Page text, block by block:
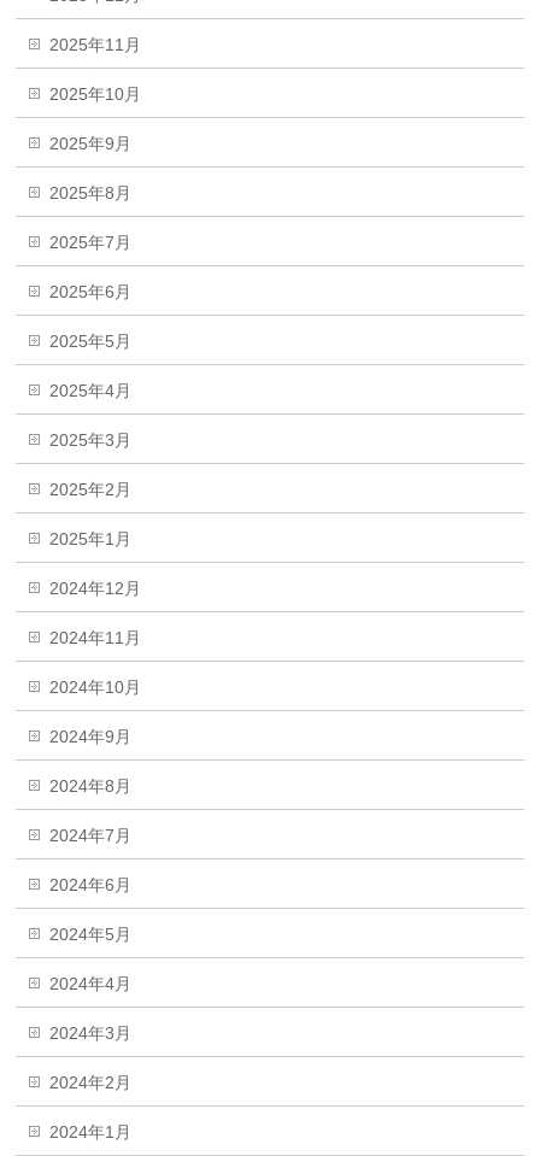
2025年11月
2025年10月
2025年9月
2025年8月
2025年7月
2025年6月
2025年5月
2025年4月
2025年3月
2025年2月
2025年1月
2024年12月
2024年11月
2024年10月
2024年9月
2024年8月
2024年7月
2024年6月
2024年5月
2024年4月
2024年3月
2024年2月
2024年1月